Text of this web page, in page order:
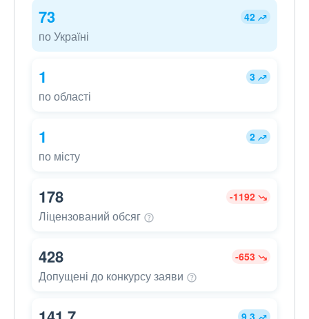
73 42
по Україні
1 3
по області
1 2
по місту
178 -1192
Ліцензований обсяг
428 -653
Допущені до конкурсузаяви
9.3